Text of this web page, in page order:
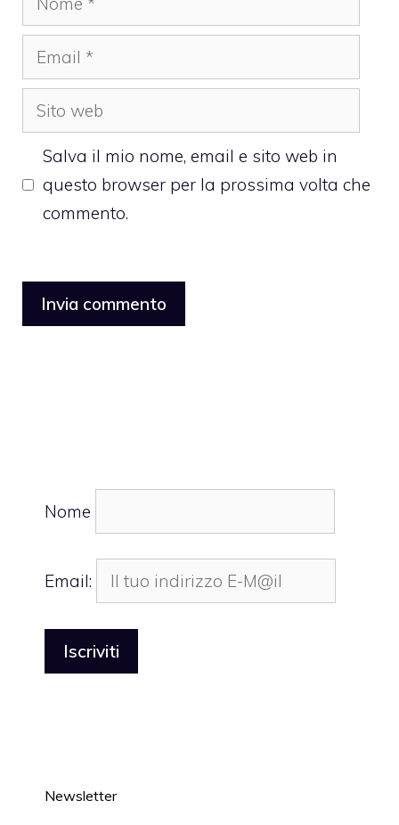
Email
Sito
web
Salva il mio nome, email e sito web in
questo browser per la prossima volta che
commento.
Nome
Email:
Newsletter